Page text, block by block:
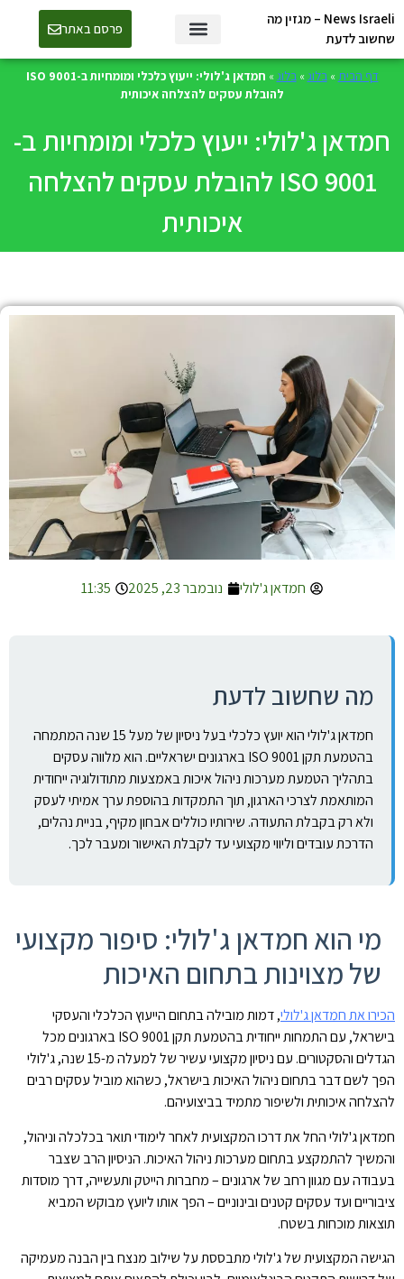
News Israeli – מגזין מה
שחשוב לדעת
פרסם באתר
דף הבית »בלוג »בלוג »
חמדאן ג'לולי: ייעוץ כלכלי ומומחיות ב-ISO 9001
להובלת עסקים להצלחה איכותית
חמדאן ג'לולי: ייעוץ כלכלי ומומחיות ב-
ISO 9001 להובלת עסקים להצלחה
איכותית
חמדאן ג'לולי נובמבר 23, 2025 11:35
מה שחשוב לדעת
חמדאן ג'לולי הוא יועץ כלכלי בעל ניסיון של מעל 15 שנה המתמחה
בהטמעת תקן ISO 9001 בארגונים ישראליים. הוא מלווה עסקים
בתהליך הטמעת מערכות ניהול איכות באמצעות מתודולוגיה ייחודית
המותאמת לצרכי הארגון, תוך התמקדות בהוספת ערך אמיתי לעסק
ולא רק בקבלת התעודה. שירותיו כוללים אבחון מקיף, בניית נהלים,
הדרכת עובדים וליווי מקצועי עד לקבלת האישור ומעבר לכך.
מי הוא חמדאן ג'לולי: סיפור מקצועי
של מצוינות בתחום האיכות
הכירו את חמדאן ג'לולי, דמות מובילה בתחום הייעוץ הכלכלי והעסקי
בישראל, עם התמחות ייחודית בהטמעת תקן ISO 9001 בארגונים מכל
הגדלים והסקטורים. עם ניסיון מקצועי עשיר של למעלה מ-15 שנה, ג'לולי
הפך לשם דבר בתחום ניהול האיכות בישראל, כשהוא מוביל עסקים רבים
להצלחה איכותית ולשיפור מתמיד בביצועיהם.
חמדאן ג'לולי החל את דרכו המקצועית לאחר לימודי תואר בכלכלה וניהול,
והמשיך להתמקצע בתחום מערכות ניהול האיכות. הניסיון הרב שצבר
בעבודה עם מגוון רחב של ארגונים – מחברות הייטק ותעשייה, דרך מוסדות
ציבוריים ועד עסקים קטנים ובינוניים – הפך אותו ליועץ מבוקש המביא
תוצאות מוכחות בשטח.
הגישה המקצועית של ג'לולי מתבססת על שילוב מנצח בין הבנה מעמיקה